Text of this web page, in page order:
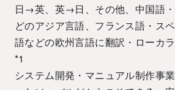
日→英、英→日、その他、中国語
どのアジア言語、フランス語・ス
語などの欧州言語に翻訳・ローカラ
*1
システム開発・マニュアル制作事